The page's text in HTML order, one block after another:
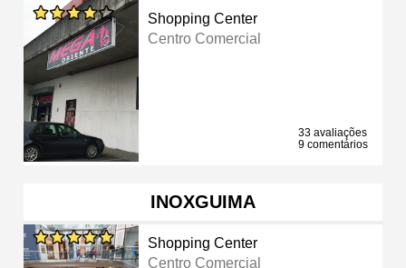
Shopping Center
Centro Comercial
33 avaliações
9 comentários
INOXGUIMA
Shopping Center
Centro Comercial